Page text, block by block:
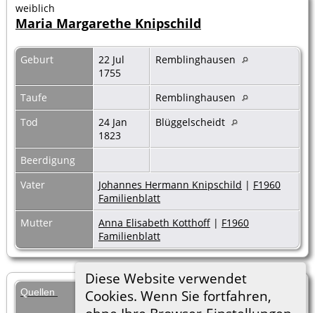
Diese Website verwendet
Cookies. Wenn Sie fortfahren,
weiblich
Maria Margarethe Knipschild
Geburt
22 Jul
1755
Remblinghausen
Taufe
Remblinghausen
Tod
24 Jan
1823
Blüggelscheidt
Beerdigung
Vater
Johannes Hermann Knipschild | F1960
Familienblatt
Mutter
Anna Elisabeth Kotthoff | F1960
Familienblatt
Quellen [S30] Lauber Josef, Stammreihen
Sauerländischer Familien, Bd. III /